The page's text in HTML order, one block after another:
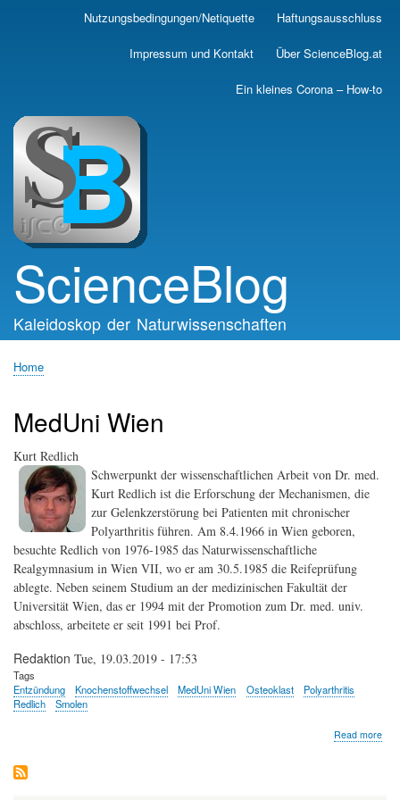
Skip
main
Nutzungsbedingungen/Netiquette Haftungsausschluss
Impressum und Kontakt Über ScienceBlog.at
Ein kleines Corona – How-to
ScienceBlog
Kaleidoskop der Naturwissenschaften
Home
MedUni Wien
Kurt Redlich
Schwerpunkt der wissenschaftlichen Arbeit von Dr. med.
Kurt Redlich ist die Erforschung der Mechanismen, die
zur Gelenkzerstörung bei Patienten mit chronischer
Polyarthritis führen. Am 8.4.1966 in Wien geboren,
besuchte Redlich von 1976-1985 das Naturwissenschaftliche
Realgymnasium in Wien VII, wo er am 30.5.1985 die Reifeprüfung
ablegte. Neben seinem Studium an der medizinischen Fakultät der
Universität Wien, das er 1994 mit der Promotion zum Dr. med. univ.
abschloss, arbeitete er seit 1991 bei Prof.
Redaktion Tue, 19.03.2019 - 17:53
Tags
Entzündung
Knochenstoffwechsel MedUni Wien Osteoklast
Polyarthritis
Redlich
Smolen
Read more